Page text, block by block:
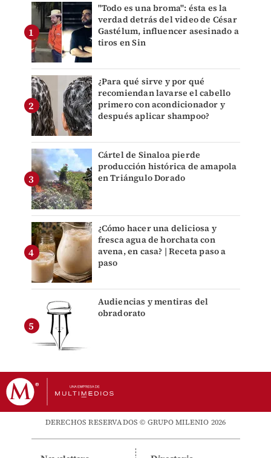
"Todo es una broma": ésta es la
verdad detrás del video de César
Gastélum, influencer asesinado a
tiros en Sin
¿Para qué sirve y por qué
recomiendan lavarse el cabello
primero con acondicionador y
después aplicar shampoo?
Cártel de Sinaloa pierde
producción histórica de amapola
en Triángulo Dorado
¿Cómo hacer una deliciosa y
fresca agua de horchata con
avena, en casa? | Receta paso a
paso
Audiencias y mentiras del
obradorato
DERECHOS RESERVADOS © GRUPO MILENIO 2026